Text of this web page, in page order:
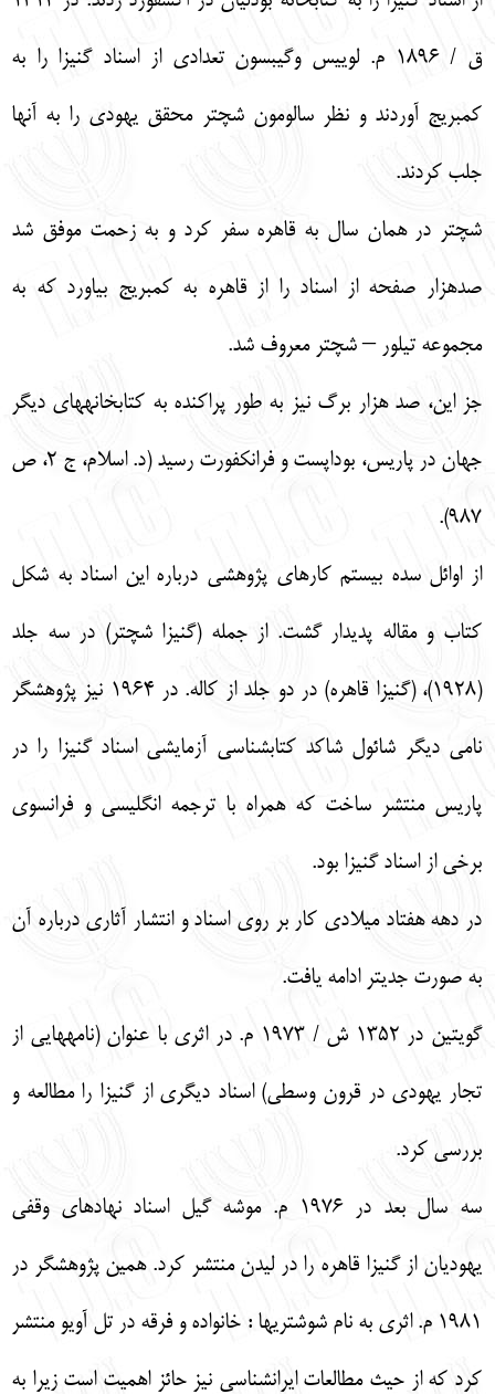
ق / 1896 م. لوييس وگيبسون تعدادي از اسناد گنيزا را به
كمبريج آوردند و نظر سالومون شچتر محقق يهودي را به آنها
جلب كردند.
شچتر در همان سال به قاهره سفر كرد و به زحمت موفق شد
صدهزار صفحه از اسناد را از قاهره به كمبريج بياورد كه به
مجموعه تيلور – شچتر معروف شد.
جز اين، صد هزار برگ نيز به طور پراكنده به كتابخانه‏هاي ديگر
جهان در پاريس، بوداپست و فرانكفورت رسيد (د. اسلام، ج 2، ص
987).
از اوائل سده بيستم كارهاي پژوهشي درباره اين اسناد به شكل
كتاب و مقاله پديدار گشت. از جمله (گنيزا شچتر) در سه جلد
(1928)، (گنيزا قاهره) در دو جلد از كاله. در 1964 نيز پژوهش‏گر
نامي ديگر شائول شاكد كتاب‏شناسي آزمايشي اسناد گنيزا را در
پاريس منتشر ساخت كه همراه با ترجمه انگليسي و فرانسوي
برخي از اسناد گنيزا بود.
در دهه هفتاد ميلادي كار بر روي اسناد و انتشار آثاري درباره آن
به صورت جدي‏تر ادامه يافت.
گويتين در 1352 ش / 1973 م. در اثري با عنوان (نامه‏هايي از
تجار يهودي در قرون وسطي) اسناد ديگري از گنيزا را مطالعه و
بررسي كرد.
سه سال بعد در 1976 م. موشه گيل اسناد نهادهاي وقفي
يهوديان از گنيزا قاهره را در ليدن منتشر كرد. همين پژوهش‏گر در
1981 م. اثري به نام شوشتري‏ها : خانواده و فرقه در تل آويو منتشر
كرد كه از حيث مطالعات ايرانشناسي نيز حائز اهميت است زيرا به